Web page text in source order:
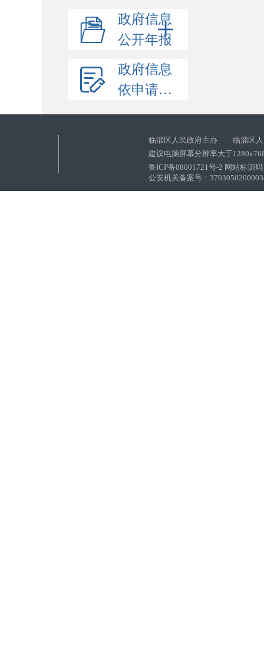
政府信息
公开年报
政府信息
依申请公开
临淄区人民政府主办 临淄区人
建议电脑屏幕分辨率大于
鲁ICP备08001721号-2 网站标识
公安机关备案号：